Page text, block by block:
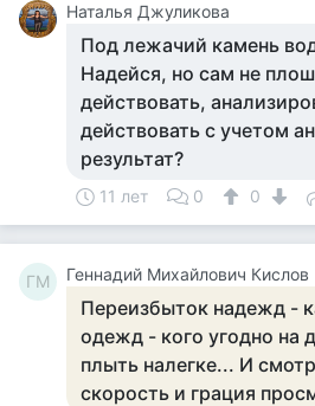
Наталья Джуликова
Под лежачий камень
Надейся, но сам не
действовать,
действовать с учетом
результат?
11 лет 0 0
ГМ Геннадий Михайлович Кислов
Переизбыток надежд -
одежд - кого угодно на
плыть налегке... И
скорость и грация